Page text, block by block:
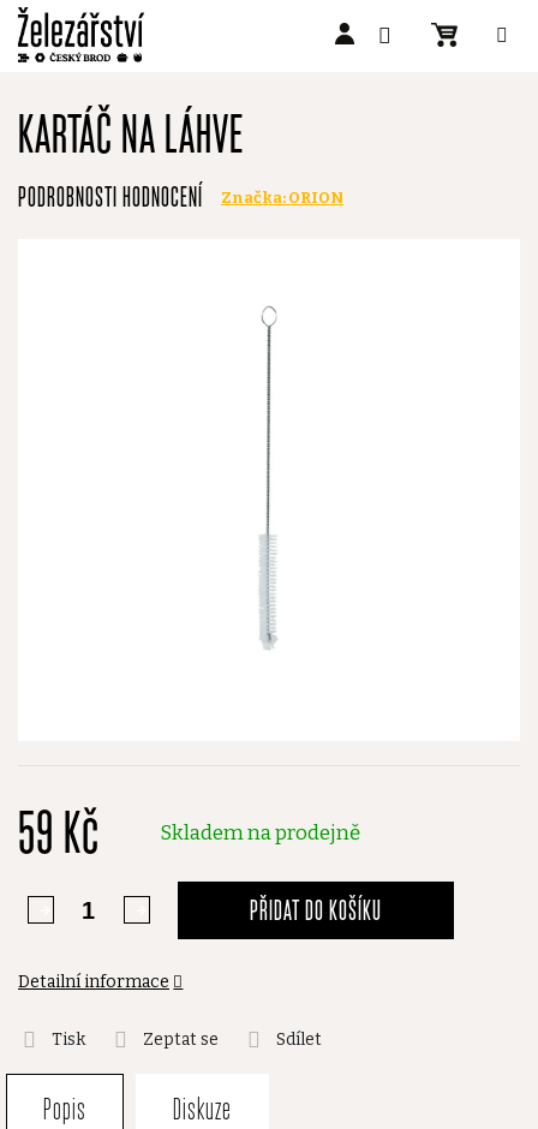
obsah
KARTÁČ NA LÁHVE
Průměrné
hodnocení
PODROBNOSTI HODNOCENÍ Značka: ORION
59 Kč Skladem na prodejně
PŘIDAT DO KOŠÍKU
Detailní informace
Tisk Zeptat se Sdílet
Popis Diskuze